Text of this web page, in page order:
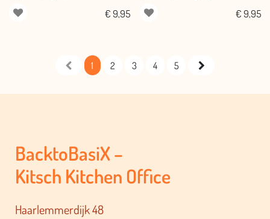
€ 9,95 € 9,95
1 2 3 4 5
BacktoBasiX –
Kitsch Kitchen Office
Haarlemmerdijk 48